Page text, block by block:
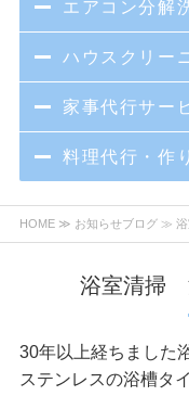
エアコン分解
ハウスクリー
家事代行サー
料理代行・作
HOME≫ お知らせブログ≫ 浴
浴室清掃
30年以上経ちました
ステンレスの浴槽タ